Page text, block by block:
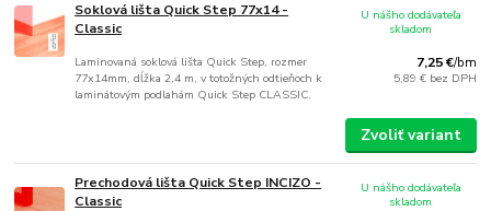
Soklová lišta Quick Step 77x14 -
Classic
Laminovaná soklová lišta Quick Step, rozmer
77x14mm, dĺžka 2,4 m, v totožných odtieňoch k
laminátovým podlahám Quick Step CLASSIC.
7,25 €/bm
5,89 € bez DPH
U nášho dodávateľa
skladom
Zvoliť variant
Prechodová lišta Quick Step INCIZO -
Classic
U nášho dodávateľa
skladom